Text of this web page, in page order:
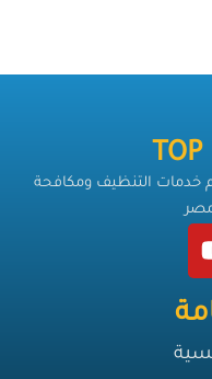
خدمات التنظيف ومكافحة